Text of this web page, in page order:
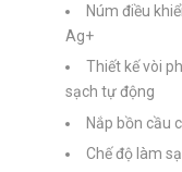
Núm điều
Ag+
Thiết kế vòi
sạch tự động
Nắp bồn cầu
Chế độ làm